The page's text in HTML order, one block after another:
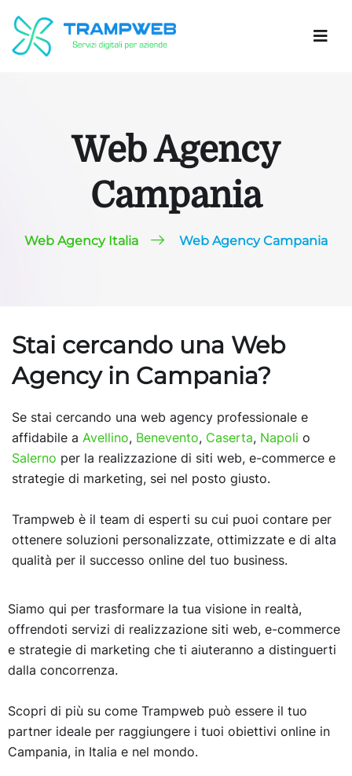
Web Agency
Campania
Web Agency Italia Web Agency Campania
Stai cercando una Web
Agency in Campania?
Se stai cercando una web agency professionale e
affidabile a Avellino, Benevento, Caserta, Napoli o
Salerno per la realizzazione di siti web, e-commerce e
strategie di marketing, sei nel posto giusto.
Trampweb è il team di esperti su cui puoi contare per
ottenere soluzioni personalizzate, ottimizzate e di alta
qualità per il successo online del tuo business.
Siamo qui per trasformare la tua visione in realtà,
offrendoti servizi di realizzazione siti web, e-commerce
e strategie di marketing che ti aiuteranno a distinguerti
dalla concorrenza.
Scopri di più su come Trampweb può essere il tuo
partner ideale per raggiungere i tuoi obiettivi online in
Campania, in Italia e nel mondo.